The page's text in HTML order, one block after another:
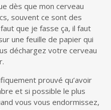
dès que mon cerveau
souvent ce sont des
que je fasse ça, il faut
une feuille de papier qui
déchargez votre cerveau
prouvé qu’avoir
et si possible le plus
vous vous endormissez,